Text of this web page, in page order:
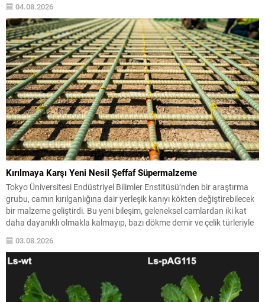
yeniden App Store’da yer aldı. Apple’ın İncelemesi ve Telegram’ın
Yanıtı...
04.08.2026
Kırılmaya Karşı Yeni Nesil Şeffaf Süpermalzeme
Tokyo Üniversitesi Endüstriyel Bilimler Enstitüsü’nden bir araştırma
grubu, camın kırılganlığına dair yerleşik kanıyı kökten değiştirebilecek
bir malzeme geliştirdi. Bu yeni bileşim, geleneksel camlardan iki kat
daha dayanıklı olmakla kalmayıp, bazı dökme demir ve çelik türleriyle
karşılaştırılabilecek yük taşıma kapasitesine ulaşıyor. Malzeme,
görünür şeffaflığını korurken darbe enerjisini emen bir iç yapı...
03.08.2026